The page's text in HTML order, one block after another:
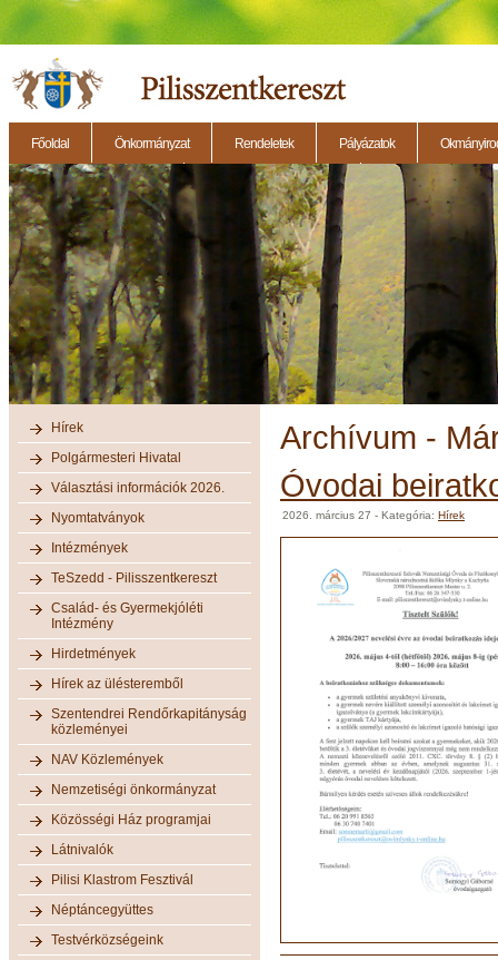
Főoldal Önkormányzat Rendeletek Pályázatok
2014.11.27. - Testületi ülés 2014.12.28. - Testületi ülés 2014.11.13. - Testületi
Hírek
Polgármesteri Hivatal
Választási információk 2026.
Nyomtatványok
Intézmények
TeSzedd - Pilisszentkereszt
Család- és Gyermekjóléti
Intézmény
Hirdetmények
Hírek az ülésteremből
Szentendrei Rendőrkapitányság
közleményei
NAV Közlemények
Nemzetiségi önkormányzat
Közösségi Ház programjai
Látnivalók
Pilisi Klastrom Fesztivál
Néptáncegyüttes
Testvérközségeink
Archívum -
Óvodai
2026. március 27 - Kategória: Hírek